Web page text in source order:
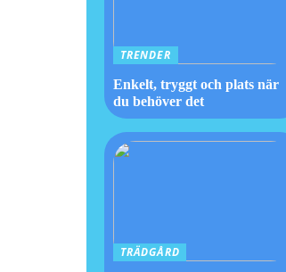
TRENDER
Enkelt, tryggt och plats när
du behöver det
TRÄDGÅRD